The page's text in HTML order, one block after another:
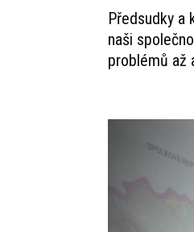
Předsudky a
naši
problémů až